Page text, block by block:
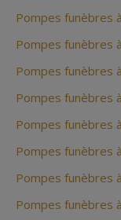
Pompes funèbres
Pompes funèbres
Pompes funèbres
Pompes funèbres
Pompes funèbres
Pompes funèbres
Pompes funèbres
Pompes funèbres